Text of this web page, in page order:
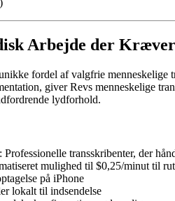
Arbejde der
fordel af valgfrie
giver Revs menneskelige
lydforhold.
: Professionelle transskribenter, der
mulighed til $0,25/minut til
på iPhone
lokalt til indsendelse